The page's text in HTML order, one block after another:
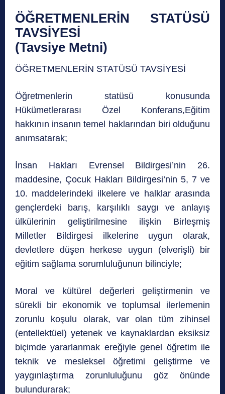
ÖĞRETMENLERİN STATÜSÜ
TAVSİYESİ
(Tavsiye Metni)
ÖĞRETMENLERİN STATÜSÜ TAVSİYESİ
Öğretmenlerin statüsü konusunda
Hükümetlerarası Özel Konferans,Eğitim
hakkının insanın temel haklarından biri olduğunu
anımsatarak;
İnsan Hakları Evrensel Bildirgesi’nin 26.
maddesine, Çocuk Hakları Bildirgesi’nin 5, 7 ve
10. maddelerindeki ilkelere ve halklar arasında
gençlerdeki barış, karşılıklı saygı ve anlayış
ülkülerinin geliştirilmesine ilişkin Birleşmiş
Milletler Bildirgesi ilkelerine uygun olarak,
devletlere düşen herkese uygun (elverişli) bir
eğitim sağlama sorumluluğunun bilinciyle;
Moral ve kültürel değerleri geliştirmenin ve
sürekli bir ekonomik ve toplumsal ilerlemenin
zorunlu koşulu olarak, var olan tüm zihinsel
(entellektüel) yetenek ve kaynaklardan eksiksiz
biçimde yararlanmak ereğiyle genel öğretim ile
teknik ve mesleksel öğretimi geliştirme ve
yaygınlaştırma zorunluluğunu göz önünde
bulundurarak;